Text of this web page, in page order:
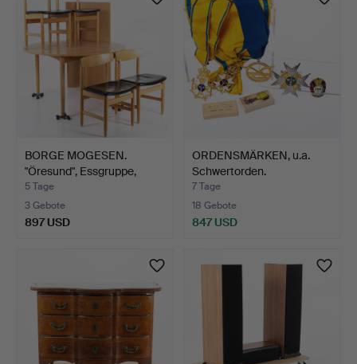
BORGE MOGESEN.
"Öresund", Essgruppe,
Tisch…
5 Tage
3 Gebote
897 USD
ORDENSMÄRKEN, u.a.
Schwertorden.
7 Tage
18 Gebote
847 USD